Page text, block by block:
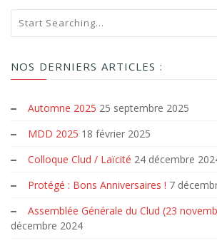
NOS DERNIERS ARTICLES :
Automne 2025 25 septembre 2025
MDD 2025 18 février 2025
Colloque Clud / Laïcité 24 décembre
Protégé : Bons Anniversaires ! 7
Assemblée Générale du Clud (23
décembre 2024